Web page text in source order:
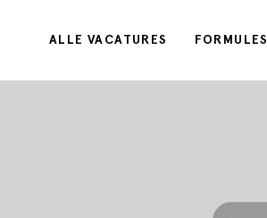
ALLE VACATURES FORMULES